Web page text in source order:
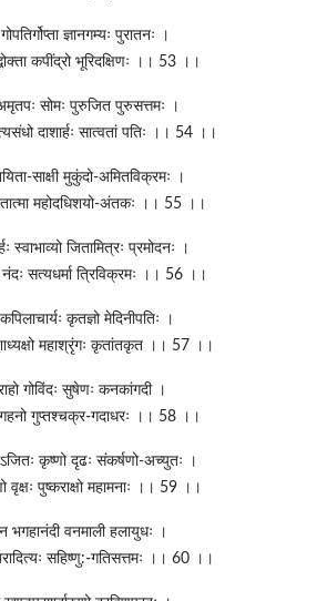
ज्ञानगम्यः पुरातनः ।
कपींद्रो भूरिदक्षिणः ।। 53 ।।
सोमः पुरुजित पुरुसत्तमः ।
दाशार्हः सात्वतां पतिः ।। 54 ।।
साक्षी मुकुंदो-अमितविक्रमः ।
महोदधिशयो-अंतकः ।। 55 ।।
स्वाभाव्यो जितामित्रः प्रमोदनः ।
सत्यधर्मा त्रिविक्रमः ।। 56 ।।
कपिलाचार्यः कृतज्ञो मेदिनीपतिः ।
महाश्रृंगः कृतांतकृत ।। 57 ।।
गोविंदः सुषेणः कनकांगदी ।
गहनो गुप्तश्चक्र-गदाधरः ।। 58 ।।
कृष्णो दृढः संकर्षणो-अच्युतः ।
वृक्षः पुष्कराक्षो महामनाः ।। 59 ।।
भगहानंदी वनमाली हलायुधः ।
सहिष्णु:-गतिसत्तमः ।। 60 ।।